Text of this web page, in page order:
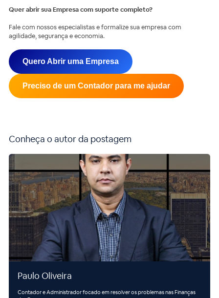
Quer abrir sua Empresa com suporte completo?
Fale com nossos especialistas e formalize sua empresa com
agilidade, segurança e economia.
Quero Abrir uma Empresa
Preciso de um Contador para me ajudar
Conheça o autor da postagem
Paulo Oliveira
Contador e Administrador focado em resolver os problemas nas Finanças